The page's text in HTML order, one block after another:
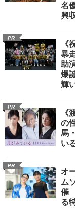
名
興
PR
《
暴
助
爆
輝
PR
《
の
馬
い
PR
オ
ム
催
る